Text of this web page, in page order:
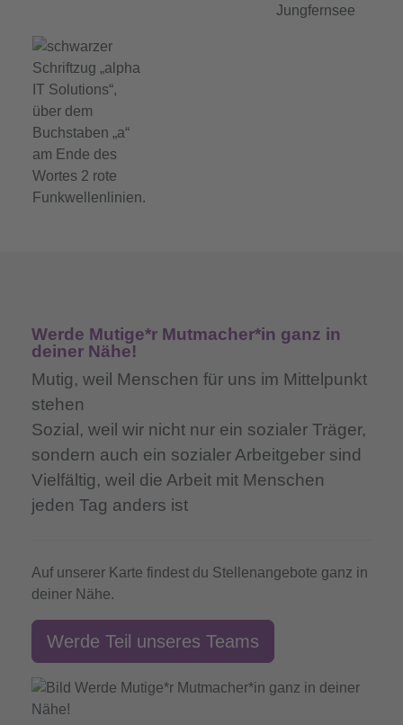
Werde Mutige*r Mutmacher*in ganz in
deiner Nähe!
Mutig, weil Menschen für uns im Mittelpunkt
stehen
Sozial, weil wir nicht nur ein sozialer Träger,
sondern auch ein sozialer Arbeitgeber sind
Vielfältig, weil die Arbeit mit Menschen
jeden Tag anders ist
Auf unserer Karte findest du Stellenangebote ganz in
deiner Nähe.
Werde Teil unseres Teams